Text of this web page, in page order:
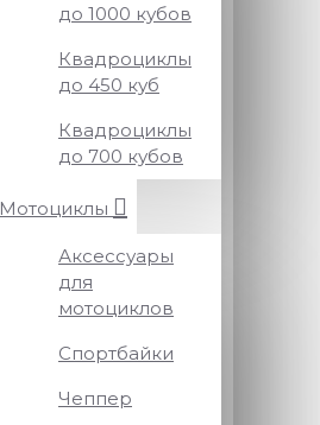
до 1000 кубов
Квадроциклы
до 450 куб
Квадроциклы
до 700 кубов
Мотоциклы
Аксессуары
для
мотоциклов
Спортбайки
Чеппер